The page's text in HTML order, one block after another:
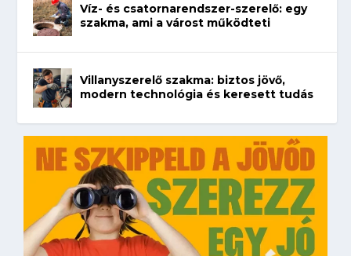
Víz- és csatornarendszer-szerelő: egy
szakma, ami a várost működteti
Villanyszerelő szakma: biztos jövő,
modern technológia és keresett tudás